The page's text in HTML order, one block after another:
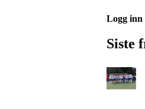
Logg inn
Siste